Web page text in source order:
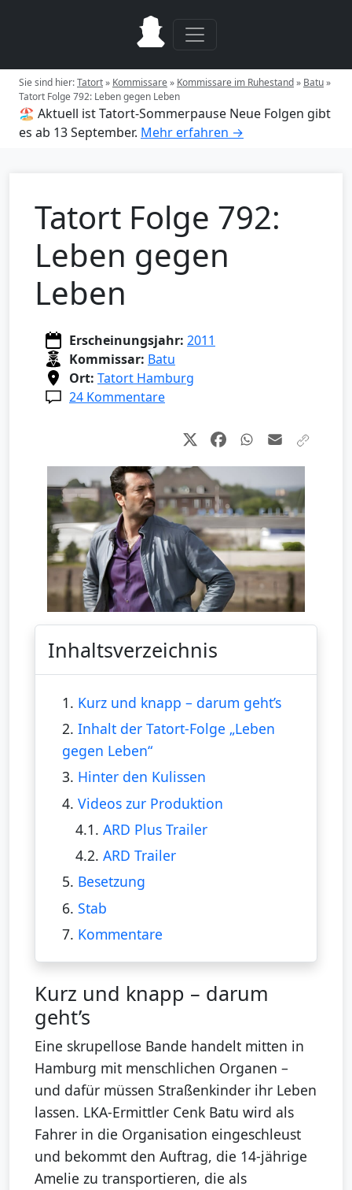
Sie sind hier:Tatort» Kommissare» Kommissare im Ruhestand» Batu»
Tatort Folge 792: Leben gegen Leben
🏖️ Aktuell ist Tatort-Sommerpause Neue Folgen gibt
es ab 13 September. Mehr erfahren →
Tatort Folge 792:
Leben gegen
Leben
Erscheinungsjahr: 2011
Kommissar: Batu
Ort: Tatort Hamburg
24 Kommentare
Inhaltsverzeichnis
1. Kurz und knapp – darum geht’s
2. Inhalt der Tatort-Folge „Leben
gegen Leben“
3. Hinter den Kulissen
4. Videos zur Produktion
4.1.ARD Plus Trailer
4.2.ARD Trailer
5. Besetzung
6. Stab
7. Kommentare
Kurz und knapp – darum
geht’s
Eine skrupellose Bande handelt mitten in
Hamburg mit menschlichen Organen –
und dafür müssen Straßenkinder ihr Leben
lassen. LKA-Ermittler Cenk Batu wird als
Fahrer in die Organisation eingeschleust
und bekommt den Auftrag, die 14-jährige
Amelie zu transportieren, die als